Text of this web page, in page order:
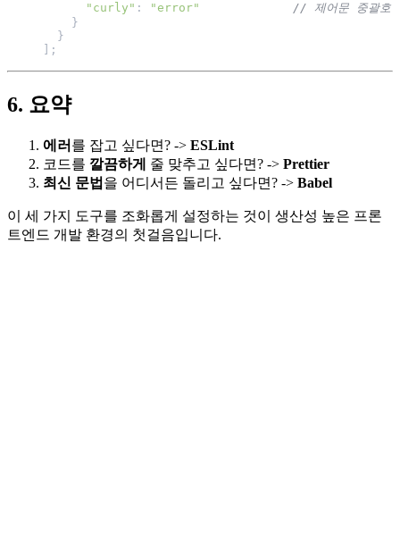
      "curly"
: "error"
// 제어문 중괄호
    }
  }
];
6. 요약
에러 를 잡고 싶다면? -> ESLint
코드를 깔끔하게 줄 맞추고 싶다면? -> Prettier
최신 문법 을 어디서든 돌리고 싶다면? -> Babel
이 세 가지 도구를 조화롭게 설정하는 것이 생산성 높은 프론
트엔드 개발 환경의 첫걸음입니다.